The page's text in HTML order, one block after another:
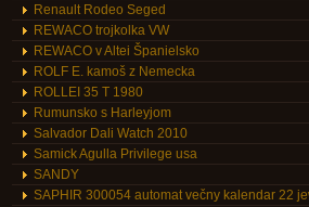
Renault Rodeo Seged
REWACO trojkolka VW
REWACO v Altei Španielsko
ROLF E. kamoš z Nemecka
ROLLEI 35 T 1980
Rumunsko s Harleyjom
Salvador Dali Watch 2010
Samick Agulla Privilege usa
SANDY
SAPHIR 300054 automat večny kalendar 22